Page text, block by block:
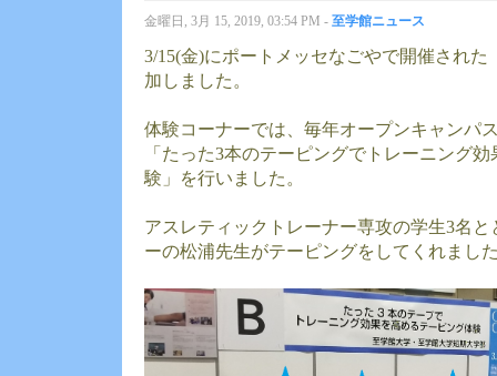
金曜日, 3月 15, 2019, 03:54 PM - 至学館ニュース
3/15(金)にポートメッセなごやで開催され
加しました。
体験コーナーでは、毎年オープンキャンパ
「たった3本のテーピングでトレーニング
験」を行いました。
アスレティックトレーナー専攻の学生3名
ーの松浦先生がテーピングをしてくれまし